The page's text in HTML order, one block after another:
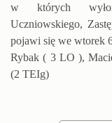
w których
Uczniowskiego,
pojawi się we wtorek
Rybak ( 3 LO ),
(2 TEIg)